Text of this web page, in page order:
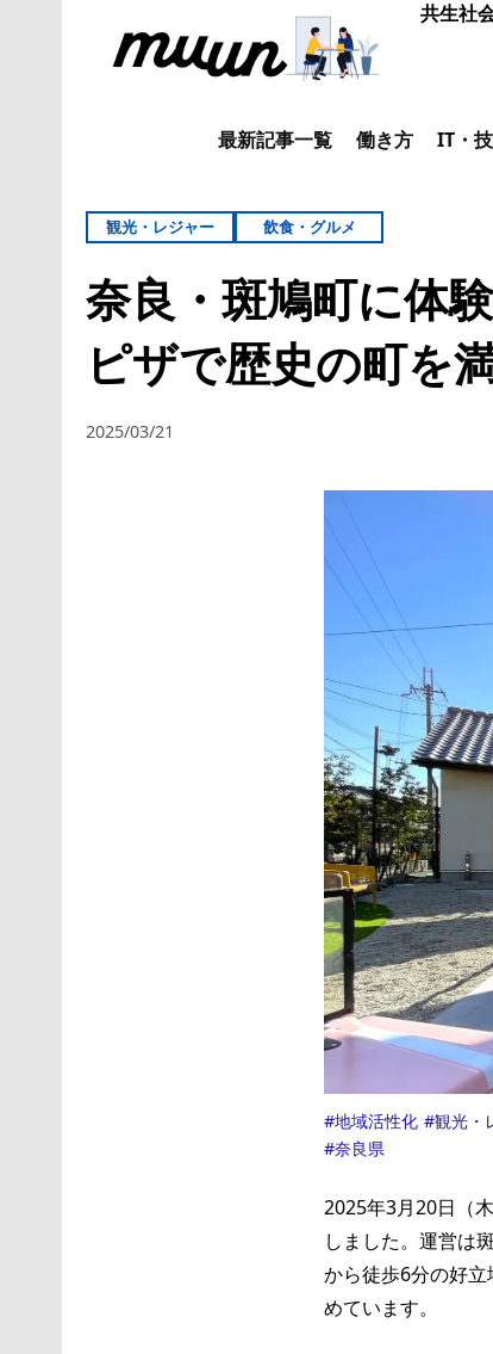
共生社
最新記事一覧 働き方 IT・
観光・レジャー 飲食・グルメ
奈良・斑鳩町に体
ピザで歴史の町を
2025/03/21
地域活性化
観光・
奈良県
2025年3月20日（
しました。運営は
から徒歩6分の好
めています。